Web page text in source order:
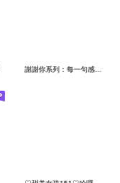
謝謝你系列：每一句感謝都是我的心意